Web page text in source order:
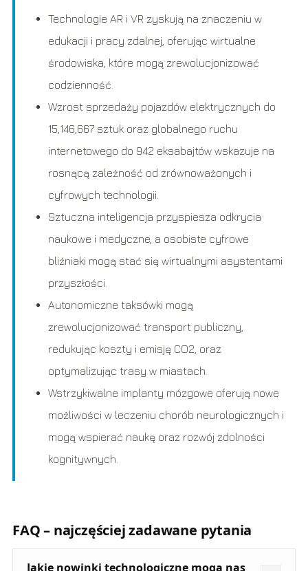
Technologie AR i VR zyskują na znaczeniu w
edukacji i pracy zdalnej, oferując wirtualne
środowiska, które mogą zrewolucjonizować
codzienność.
Wzrost sprzedaży pojazdów elektrycznych do
15,146,667 sztuk oraz globalnego ruchu
internetowego do 942 eksabajtów wskazuje na
rosnącą zależność od zrównoważonych i
cyfrowych technologii.
Sztuczna inteligencja przyspiesza odkrycia
naukowe i medyczne, a osobiste cyfrowe
bliźniaki mogą stać się wirtualnymi asystentami
przyszłości.
Autonomiczne taksówki mogą
zrewolucjonizować transport publiczny,
redukując koszty i emisję CO2, oraz
optymalizując trasy w miastach.
Wstrzykiwalne implanty mózgowe oferują nowe
możliwości w leczeniu chorób neurologicznych i
mogą wspierać naukę oraz rozwój zdolności
kognitywnych.
FAQ – najczęściej zadawane pytania
Jakie nowinki technologiczne mogą nas